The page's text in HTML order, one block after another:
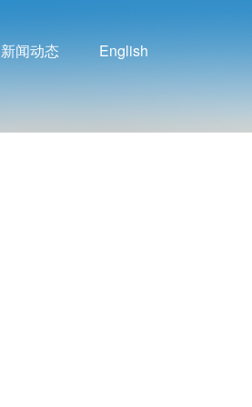
新闻动态 English